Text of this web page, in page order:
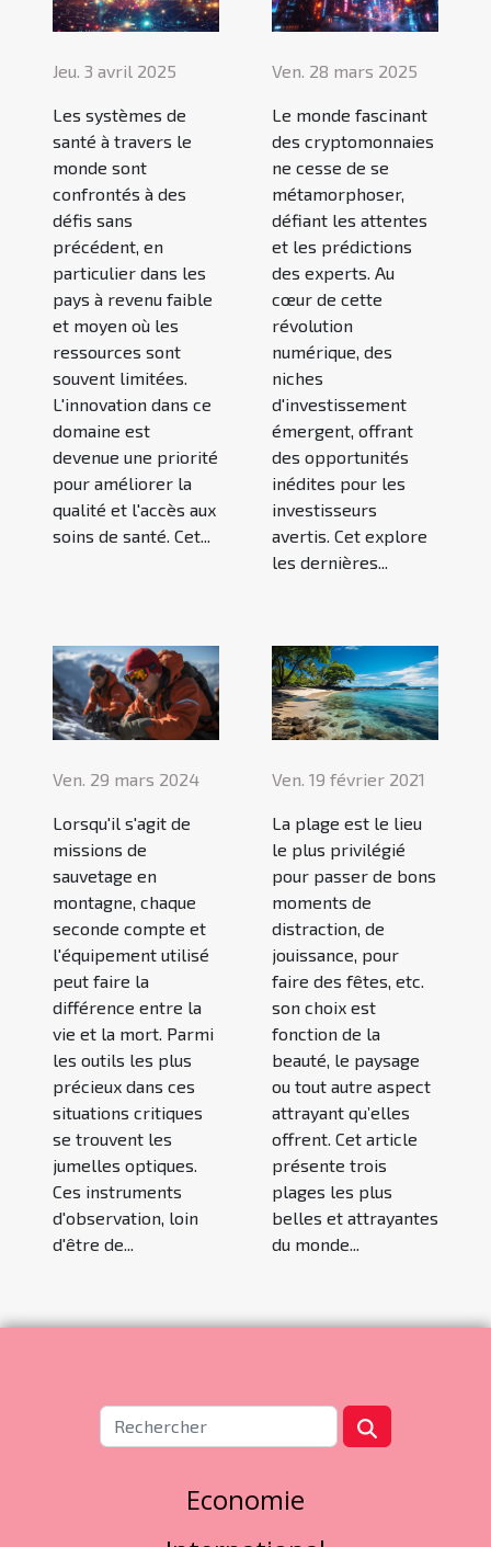
Jeu. 3 avril 2025
Les systèmes de
santé à travers le
monde sont
confrontés à des
défis sans
précédent, en
particulier dans les
pays à revenu faible
et moyen où les
ressources sont
souvent limitées.
L'innovation dans ce
domaine est
devenue une priorité
pour améliorer la
qualité et l'accès aux
soins de santé. Cet...
Ven. 28 mars 2025
Le monde fascinant
des cryptomonnaies
ne cesse de se
métamorphoser,
défiant les attentes
et les prédictions
des experts. Au
cœur de cette
révolution
numérique, des
niches
d'investissement
émergent, offrant
des opportunités
inédites pour les
investisseurs
avertis. Cet explore
les dernières...
Ven. 29 mars 2024
Lorsqu'il s'agit de
missions de
sauvetage en
montagne, chaque
seconde compte et
l'équipement utilisé
peut faire la
différence entre la
vie et la mort. Parmi
les outils les plus
précieux dans ces
situations critiques
se trouvent les
jumelles optiques.
Ces instruments
d'observation, loin
d'être de...
Ven. 19 février 2021
La plage est le lieu
le plus privilégié
pour passer de bons
moments de
distraction, de
jouissance, pour
faire des fêtes, etc.
son choix est
fonction de la
beauté, le paysage
ou tout autre aspect
attrayant qu’elles
offrent. Cet article
présente trois
plages les plus
belles et attrayantes
du monde...
Economie